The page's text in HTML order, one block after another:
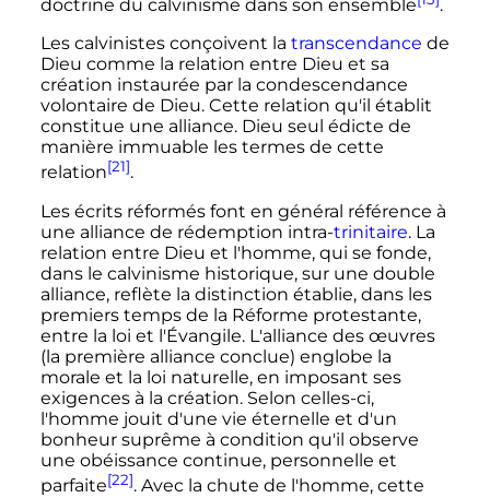
doctrine du calvinisme dans son ensemble
.
Les calvinistes conçoivent la transcendance de
Dieu comme la relation entre Dieu et sa
création instaurée par la condescendance
volontaire de Dieu. Cette relation qu'il établit
constitue une alliance. Dieu seul édicte de
manière immuable les termes de cette
relation[21].
Les écrits réformés font en général référence à
une alliance de rédemption intra-trinitaire. La
relation entre Dieu et l'homme, qui se fonde,
dans le calvinisme historique, sur une double
alliance, reflète la distinction établie, dans les
premiers temps de la Réforme protestante,
entre la loi et l'Évangile. L'alliance des œuvres
(la première alliance conclue) englobe la
morale et la loi naturelle, en imposant ses
exigences à la création. Selon celles-ci,
l'homme jouit d'une vie éternelle et d'un
bonheur suprême à condition qu'il observe
une obéissance continue, personnelle et
parfaite[22]. Avec la chute de l'homme, cette